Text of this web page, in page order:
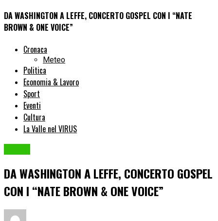
DA WASHINGTON A LEFFE, CONCERTO GOSPEL CON I “NATE
BROWN & ONE VOICE”
Cronaca
Meteo
Politica
Economia & Lavoro
Sport
Eventi
Cultura
La Valle nel VIRUS
DA WASHINGTON A LEFFE, CONCERTO GOSPEL
CON I “NATE BROWN & ONE VOICE”